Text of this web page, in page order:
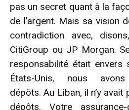
pas un secret quant à la
de l’argent. Mais sa vision
contradiction avec,
CitiGroup ou JP Morgan.
responsabilité était envers
États-Unis, nous
dépôts. Au Liban, il n’y avait
dépôts. Votre